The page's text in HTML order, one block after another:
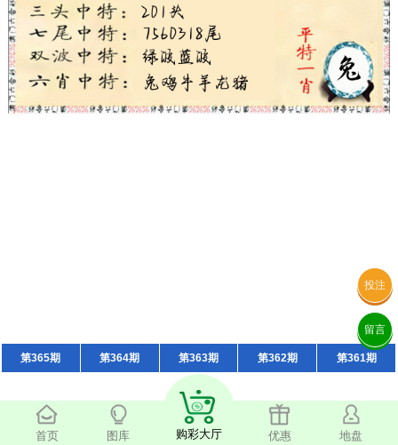
第365期 第364期 第363期 第362期 第361期
首页 图库 购彩大厅 优惠 地盘
投注
留言